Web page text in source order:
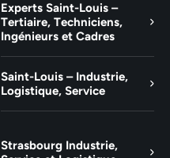
Experts Saint-Louis –
Tertiaire, Techniciens,
Ingénieurs et Cadres
Saint-Louis – Industrie,
Logistique, Service
Strasbourg Industrie,